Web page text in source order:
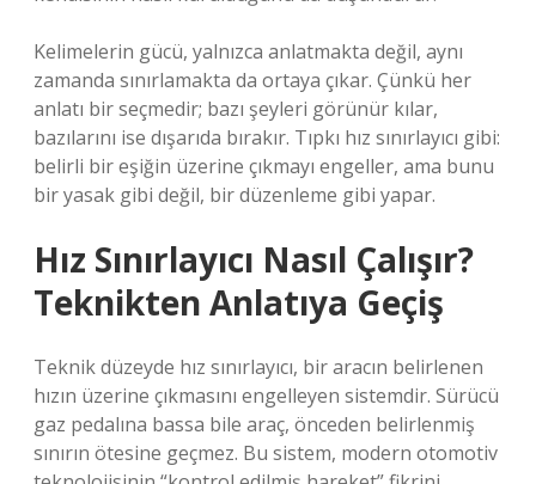
Kelimelerin gücü, yalnızca anlatmakta değil, aynı
zamanda sınırlamakta da ortaya çıkar. Çünkü her
anlatı bir seçmedir; bazı şeyleri görünür kılar,
bazılarını ise dışarıda bırakır. Tıpkı hız sınırlayıcı gibi:
belirli bir eşiğin üzerine çıkmayı engeller, ama bunu
bir yasak gibi değil, bir düzenleme gibi yapar.
Hız Sınırlayıcı Nasıl Çalışır?
Teknikten Anlatıya Geçiş
Teknik düzeyde hız sınırlayıcı, bir aracın belirlenen
hızın üzerine çıkmasını engelleyen sistemdir. Sürücü
gaz pedalına bassa bile araç, önceden belirlenmiş
sınırın ötesine geçmez. Bu sistem, modern otomotiv